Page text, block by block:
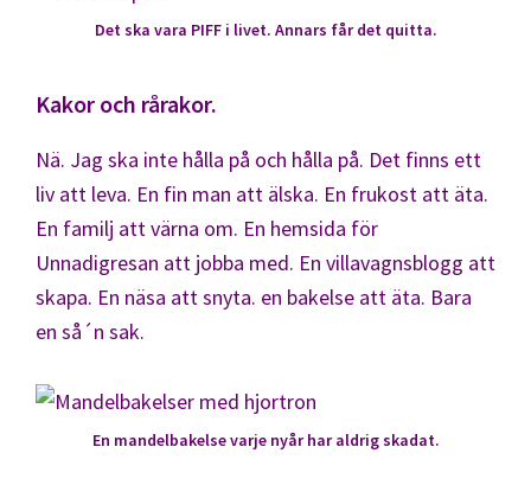
Det ska vara PIFF i livet. Annars får det quitta.
Kakor och rårakor.
Nä. Jag ska inte hålla på och hålla på. Det finns ett
liv att leva. En fin man att älska. En frukost att äta.
En familj att värna om. En hemsida för
Unnadigresan att jobba med. En villavagnsblogg att
skapa. En näsa att snyta. en bakelse att äta. Bara
en så´n sak.
En mandelbakelse varje nyår har aldrig skadat.